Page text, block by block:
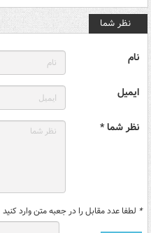
نظر شما
نام
ایمیل
نظر شما *
* لطفا عدد مقابل را در جعبه متن وارد کنید